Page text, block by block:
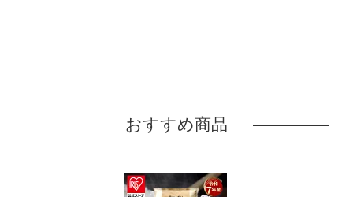
おすすめ商品